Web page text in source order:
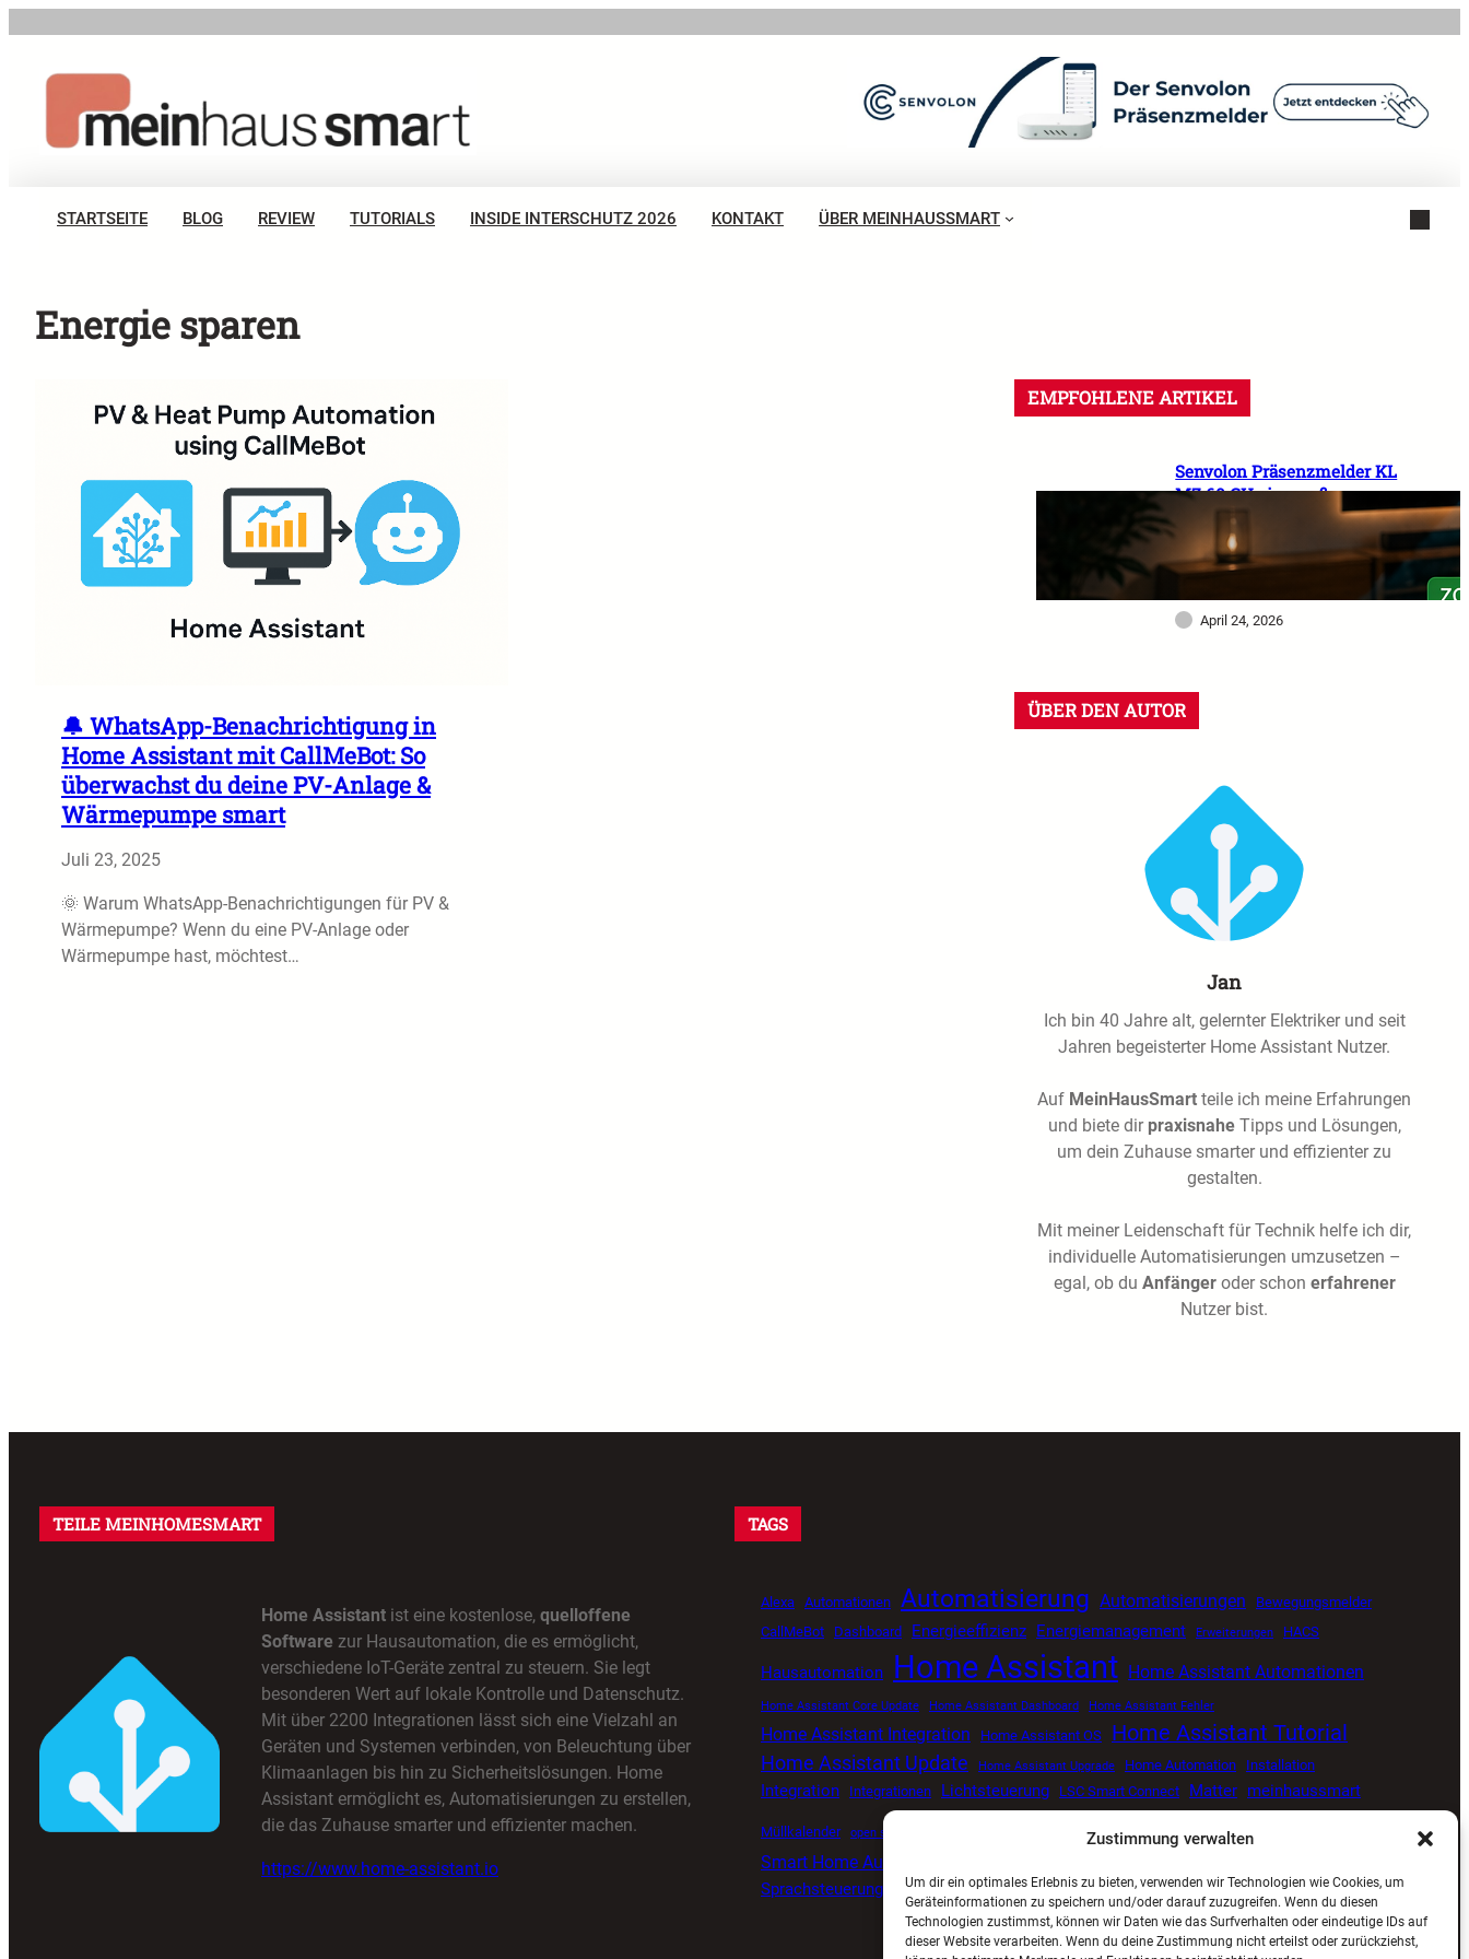
Zustimmung verwalten
Um dir ein optimales Erlebnis zu bieten, verwenden wir Technologien wie Cookies, um
Geräteinformationen zu speichern und/oder darauf zuzugreifen. Wenn du diesen
Technologien zustimmst, können wir Daten wie das Surfverhalten oder eindeutige IDs auf
dieser Website verarbeiten. Wenn du deine Zustimmung nicht erteilst oder zurückziehst,
springen
STARTSEITE BLOG REVIEW TUTORIALS INSIDE INTERSCHUTZ 2026 KONTAKT ÜBER MEINHAUSSMART
Energie sparen
🔔 WhatsApp-Benachrichtigung in
Home Assistant mit CallMeBot: So
überwachst du deine PV-Anlage &
Wärmepumpe smart
Juli 23, 2025
🌞 Warum WhatsApp-Benachrichtigungen für PV &
Wärmepumpe? Wenn du eine PV-Anlage oder
Wärmepumpe hast, möchtest…
EMPFOHLENE ARTIKEL
Senvolon Präsenzmelder KL
MZ 60 GHz im großen
Praxistest: Warum dieser
Sensor mein Smart Home
deutlich intelligenter
April 24, 2026
ÜBER DEN AUTOR
Jan
Ich bin 40 Jahre alt, gelernter Elektriker und seit
Jahren begeisterter Home Assistant Nutzer.
Auf MeinHausSmart teile ich meine Erfahrungen
und biete dir praxisnaheTipps und Lösungen,
um dein Zuhause smarter und effizienter zu
gestalten.
Mit meiner Leidenschaft für Technik helfe ich dir,
individuelle Automatisierungen umzusetzen –
egal, ob du Anfängeroder schon erfahrener
Nutzer bist.
TEILE MEINHOMESMART
Home Assistant ist eine kostenlose, quelloffene
Software zur Hausautomation, die es ermöglicht,
verschiedene IoT-Geräte zentral zu steuern. Sie legt
besonderen Wert auf lokale Kontrolle und Datenschutz.
Mit über 2200 Integrationen lässt sich eine Vielzahl an
Geräten und Systemen verbinden, von Beleuchtung über
Klimaanlagen bis hin zu Sicherheitslösungen. Home
Assistant ermöglicht es, Automatisierungen zu erstellen,
die das Zuhause smarter und effizienter machen.
https://www.home-assistant.io
TAGS
Alexa Automationen Automatisierung Automatisierungen
Bewegungsmelder
CallMeBot
Dashboard Energieeffizienz Energiemanagement Erweiterungen HACS
Hausautomation Home Assistant Home Assistant Automationen
Home Assistant Core Update Home Assistant Dashboard Home Assistant Fehler
Home Assistant Integration Home Assistant OS Home Assistant Tutorial
Home Assistant Update Home Assistant Upgrade Home Automation Installation
Integration Integrationen Lichtsteuerung LSC Smart Connect Matter meinhaussmart
Müllkalender open source smart home Senvolon Präsenzmelder Smart Home
Smart Home Automatisierung
Sprachsteuerung
Timer Tuya ViCare Viessmann Wetterdaten Zigbee